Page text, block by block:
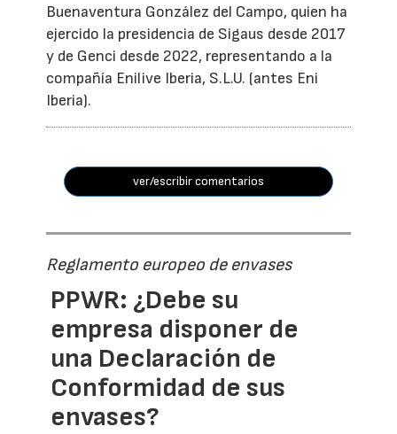
Buenaventura González del Campo, quien ha
ejercido la presidencia de Sigaus desde 2017
y de Genci desde 2022, representando a la
compañía Enilive Iberia, S.L.U. (antes Eni
Iberia).
ver/escribir comentarios
Reglamento europeo de envases
PPWR: ¿Debe su
empresa disponer de
una Declaración de
Conformidad de sus
envases?